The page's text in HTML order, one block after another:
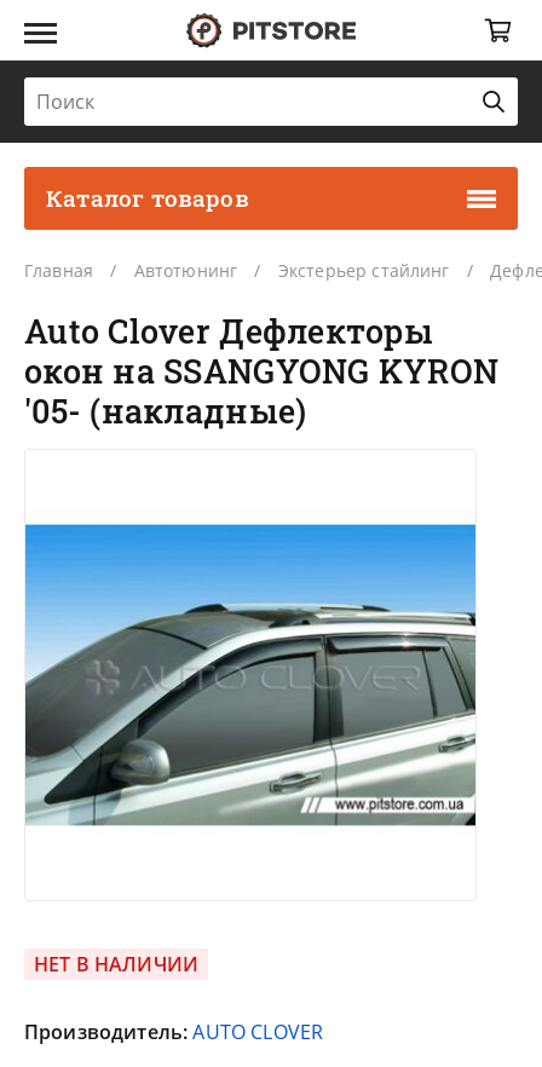
Каталог товаров
Главная Автотюнинг Экстерьер стайлинг
Auto Clover Дефлекторы
окон на SSANGYONG KYRON
'05- (накладные)
НЕТ В НАЛИЧИИ
Производитель:AUTO CLOVER